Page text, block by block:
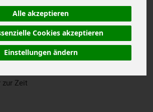
Alle akzeptieren
Cookies akzeptieren
Einstellungen ändern
zur Zeit